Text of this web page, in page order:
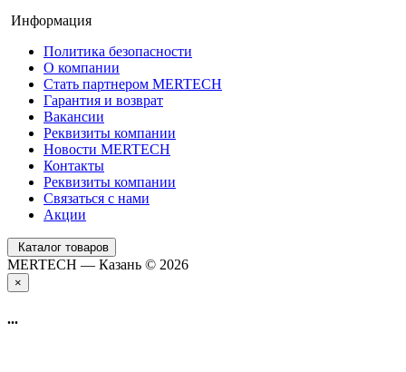
Информация
Политика безопасности
О компании
Стать партнером MERTECH
Гарантия и возврат
Вакансии
Реквизиты компании
Новости MERTECH
Контакты
Реквизиты компании
Связаться с нами
Акции
Каталог товаров
MERTECH — Казань © 2026
×
...